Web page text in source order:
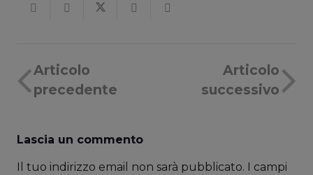
Articolo
precedente
Articolo
successivo
Lascia un commento
Il tuo indirizzo email non sarà pubblicato. I campi